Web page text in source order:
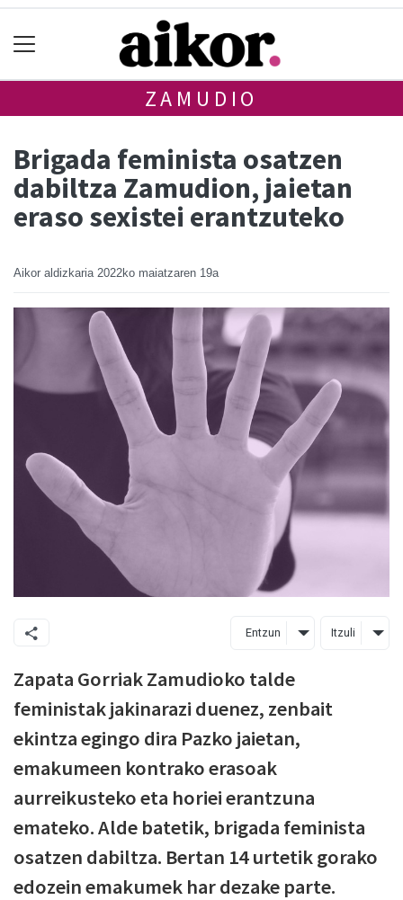
ZAMUDIO
Brigada feminista osatzen
dabiltza Zamudion, jaietan
eraso sexistei erantzuteko
Aikor aldizkaria 2022ko maiatzaren 19a
Entzun Itzuli
Zapata Gorriak Zamudioko talde
feministak jakinarazi duenez, zenbait
ekintza egingo dira Pazko jaietan,
emakumeen kontrako erasoak
aurreikusteko eta horiei erantzuna
emateko. Alde batetik, brigada feminista
osatzen dabiltza. Bertan 14 urtetik gorako
edozein emakumek har dezake parte.